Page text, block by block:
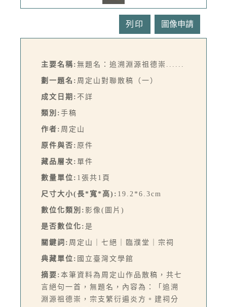
列印
主要名稱: 無題名：追溯淵源祖德崇......
劃一題名: 周定山對聯散稿（一）
成文日期: 不詳
類別: 手稿
作者: 周定山
原件與否: 原件
藏品層次: 單件
數量單位: 1張共1頁
尺寸大小(長*寬*高): 19.2*6.3cm
數位化類別: 影像(圖片)
是否數位化: 是
關鍵詞: 周定山｜七絕｜臨濮堂｜宗祠
典藏單位: 國立臺灣文學館
摘要: 本筆資料為周定山作品散稿，共七
言絕句一首，無題名，內容為：「追溯
淵源祖德崇，宗支繁衍遍炎方。建祠分